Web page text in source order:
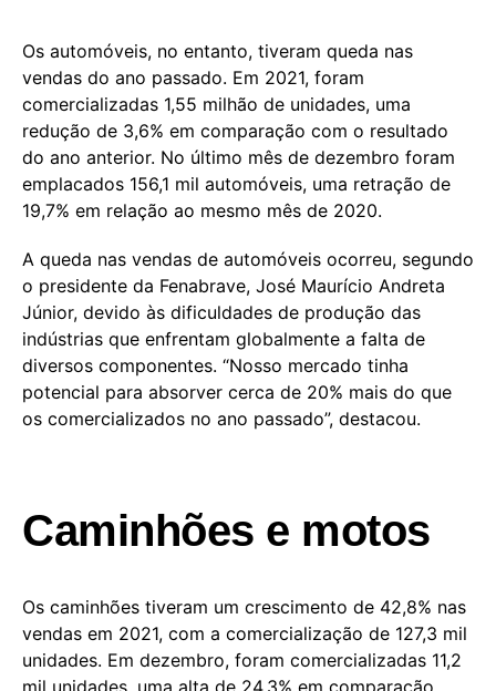
Os automóveis, no entanto, tiveram queda nas
vendas do ano passado. Em 2021, foram
comercializadas 1,55 milhão de unidades, uma
redução de 3,6% em comparação com o resultado
do ano anterior. No último mês de dezembro foram
emplacados 156,1 mil automóveis, uma retração de
19,7% em relação ao mesmo mês de 2020.
A queda nas vendas de automóveis ocorreu, segundo
o presidente da Fenabrave, José Maurício Andreta
Júnior, devido às dificuldades de produção das
indústrias que enfrentam globalmente a falta de
diversos componentes. “Nosso mercado tinha
potencial para absorver cerca de 20% mais do que
os comercializados no ano passado”, destacou.
Caminhões e motos
Os caminhões tiveram um crescimento de 42,8% nas
vendas em 2021, com a comercialização de 127,3 mil
unidades. Em dezembro, foram comercializadas 11,2
mil unidades, uma alta de 24,3% em comparação